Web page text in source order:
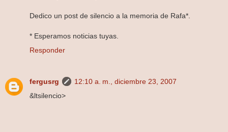
Dedico un post de silencio a la memoria de Rafa*.
* Esperamos noticias tuyas.
Responder
fergusrg
12:10 a. m., diciembre 23, 2007
&lt silencio>